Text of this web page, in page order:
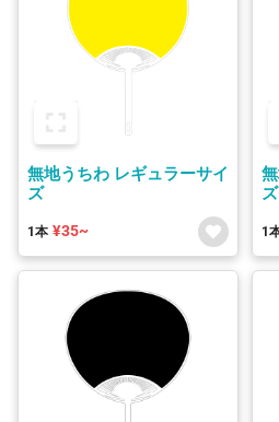
無地うちわ レギュラーサイ
ズ
1本 ¥35~
ズ
1